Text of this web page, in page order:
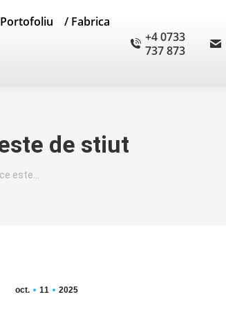
/ Fabrica
+4 0733
737 873
de stiut
este…
oct. 11 2025